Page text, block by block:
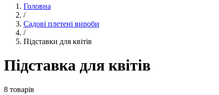
Головна
/
Садові плетені вироби
/
Підставки для квітів
Підставка для квітів
8 товарів